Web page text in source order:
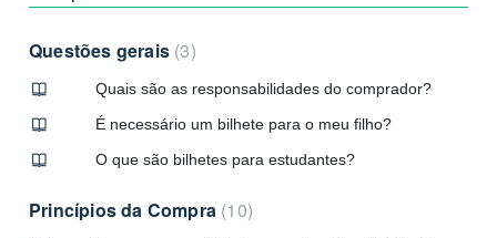
Questões gerais 3
Quais são as responsabilidades do comprador?
É necessário um bilhete para o meu filho?
O que são bilhetes para estudantes?
Princípios da Compra 10